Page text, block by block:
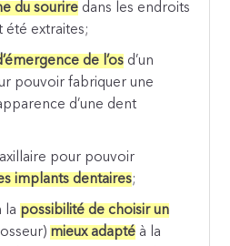
du sourire dans les endroits
été extraites;
de l’os d’un
pouvoir fabriquer une
d’une dent
pour pouvoir
implants dentaires;
la possibilité de choisir un
mieux adapté à la